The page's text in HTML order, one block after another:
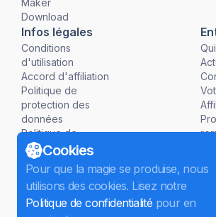
Maker
Download
Infos légales
Conditions
d'utilisation
Accord d'affiliation
Politique de
protection des
données
Politique de
remboursement
à
Cookies
Pour que la magie se produise, nous
utilisons des cookies. Lisez notre
Politique de confidentialité pour en